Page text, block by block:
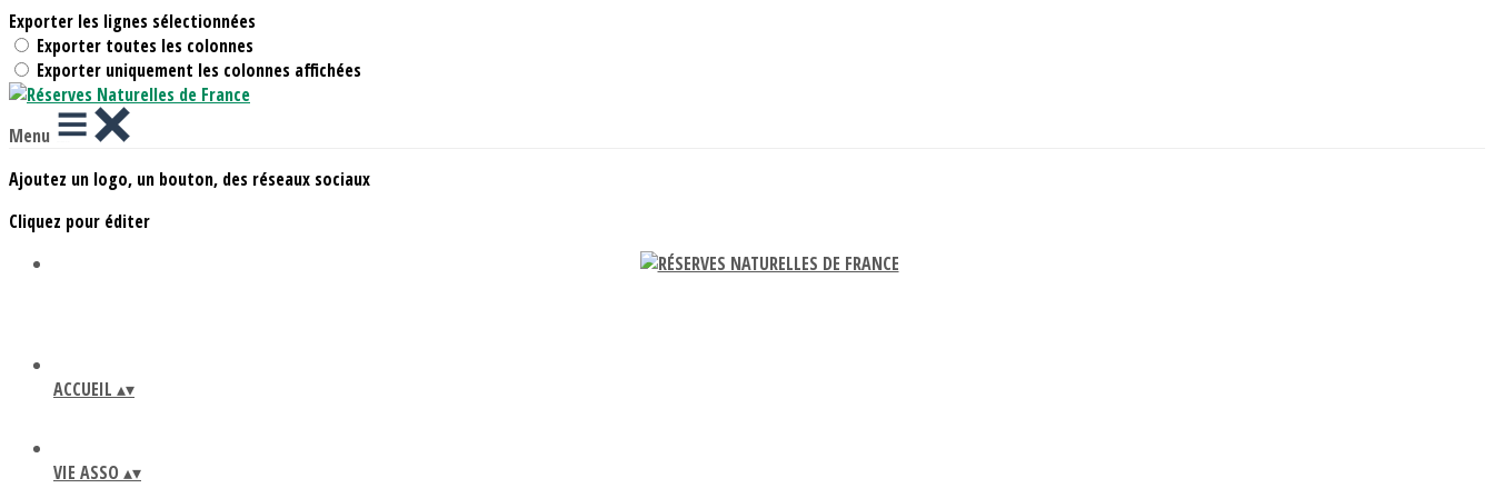
Exporter les lignes sélectionnées
Exporter toutes les colonnes
Exporter uniquement les colonnes affichées
Menu
Ajoutez un logo, un bouton, des réseaux sociaux
Cliquez pour éditer
ACCUEIL ▴▾
VIE ASSO ▴▾